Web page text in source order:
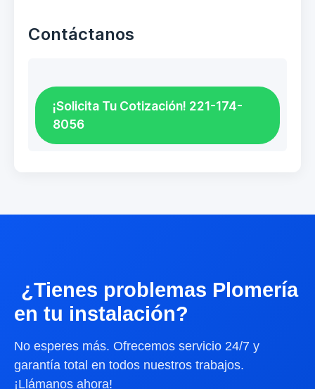
Contáctanos
¡Solicita Tu Cotización! 221-174-
8056
¿Tienes problemas Plomería
en tu instalación?
No esperes más. Ofrecemos servicio 24/7 y
garantía total en todos nuestros trabajos.
¡Llámanos ahora!